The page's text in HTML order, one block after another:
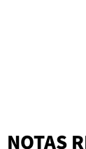
NOTAS